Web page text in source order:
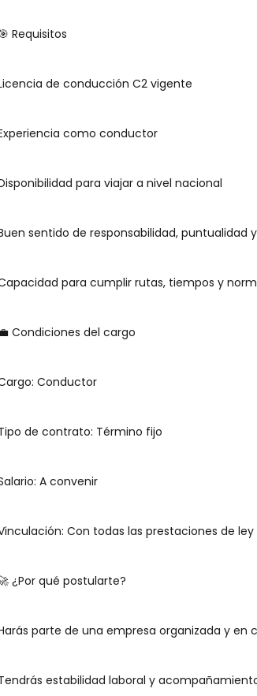
Requisitos
de conducción C2 vigente
como conductor
para viajar a nivel nacional
sentido de responsabilidad, puntualidad
para cumplir rutas, tiempos y
Condiciones del cargo
Conductor
de contrato: Término fijo
A convenir
Con todas las prestaciones de ley
¿Por qué postularte?
parte de una empresa organizada y en
estabilidad laboral y